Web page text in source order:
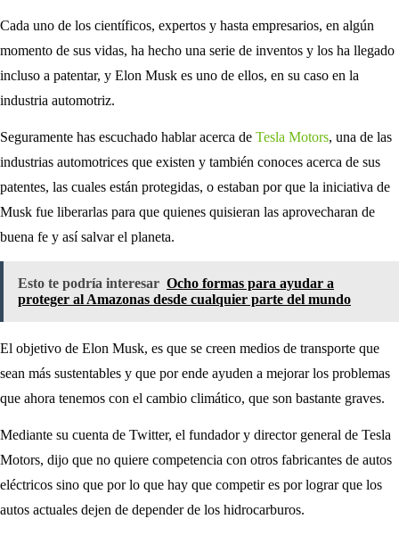
Cada uno de los científicos, expertos y hasta empresarios, en algún
momento de sus vidas, ha hecho una serie de inventos y los ha llegado
incluso a patentar, y Elon Musk es uno de ellos, en su caso en la
industria automotriz.
Seguramente has escuchado hablar acerca de Tesla Motors, una de las
industrias automotrices que existen y también conoces acerca de sus
patentes, las cuales están protegidas, o estaban por que la iniciativa de
Musk fue liberarlas para que quienes quisieran las aprovecharan de
buena fe y así salvar el planeta.
Esto te podría interesar Ocho formas para ayudar a
proteger al Amazonas desde cualquier parte del mundo
El objetivo de Elon Musk, es que se creen medios de transporte que
sean más sustentables y que por ende ayuden a mejorar los problemas
que ahora tenemos con el cambio climático, que son bastante graves.
Mediante su cuenta de Twitter, el fundador y director general de Tesla
Motors, dijo que no quiere competencia con otros fabricantes de autos
eléctricos sino que por lo que hay que competir es por lograr que los
autos actuales dejen de depender de los hidrocarburos.